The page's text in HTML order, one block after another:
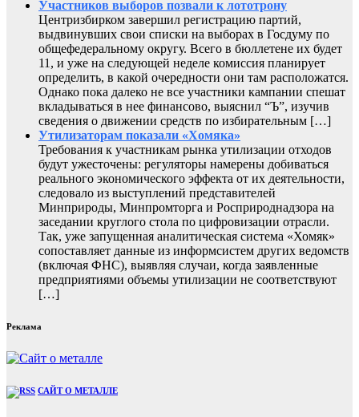
Участников выборов позвали к лототрону
Центризбирком завершил регистрацию партий,
выдвинувших свои списки на выборах в Госдуму по
общефедеральному округу. Всего в бюллетене их будет
11, и уже на следующей неделе комиссия планирует
определить, в какой очередности они там расположатся.
Однако пока далеко не все участники кампании спешат
вкладываться в нее финансово, выяснил “Ъ”, изучив
сведения о движении средств по избирательным […]
Утилизаторам показали «Хомяка»
Требования к участникам рынка утилизации отходов
будут ужесточены: регуляторы намерены добиваться
реального экономического эффекта от их деятельности,
следовало из выступлений представителей
Минприроды, Минпромторга и Росприроднадзора на
заседании круглого стола по цифровизации отрасли.
Так, уже запущенная аналитическая система «Хомяк»
сопоставляет данные из информсистем других ведомств
(включая ФНС), выявляя случаи, когда заявленные
предприятиями объемы утилизации не соответствуют
[…]
Реклама
САЙТ О МЕТАЛЛЕ